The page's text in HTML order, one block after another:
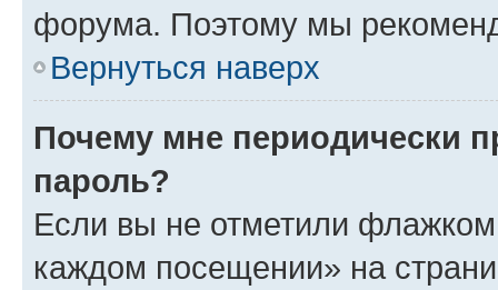
форума. Поэтому мы
Вернуться наверх
Почему мне периодически
пароль?
Если вы не отметили флажком
каждом посещении» на